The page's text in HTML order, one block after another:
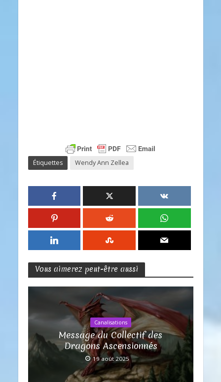
Étiquettes Wendy Ann Zellea
Vous aimerez peut-être aussi
Canalisations
Message du Collectif des
Dragons Ascensionnés
19 août 2025